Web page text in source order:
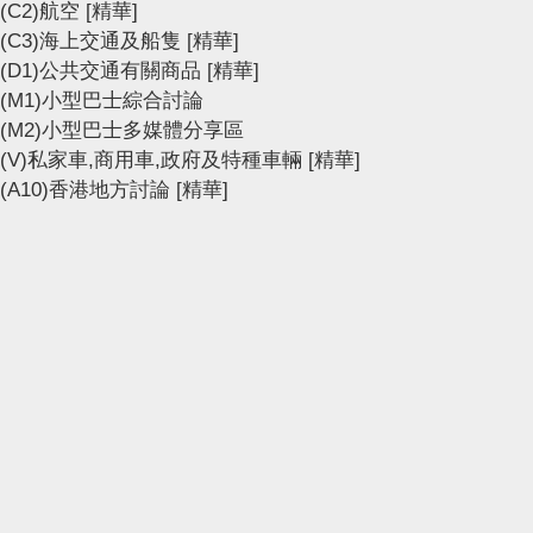
(C2)航空 [精華]
(C3)海上交通及船隻 [精華]
(D1)公共交通有關商品 [精華]
(M1)小型巴士綜合討論
(M2)小型巴士多媒體分享區
(V)私家車,商用車,政府及特種車輛 [精華]
(A10)香港地方討論 [精華]